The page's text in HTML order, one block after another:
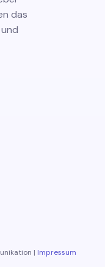
das
| Impressum